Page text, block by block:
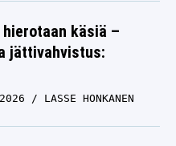
käsiä –
jättivahvistus:
LASSE HONKANEN